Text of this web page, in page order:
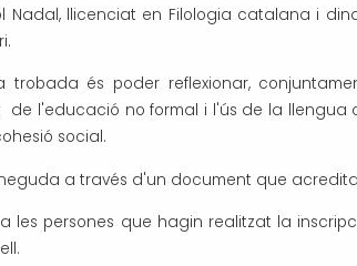
Nadal, llicenciat en Filologia catalana i
trobada és poder reflexionar,
de l'educació no formal i l'ús de la
social.
a través d'un document que
les persones que hagin realitzat la